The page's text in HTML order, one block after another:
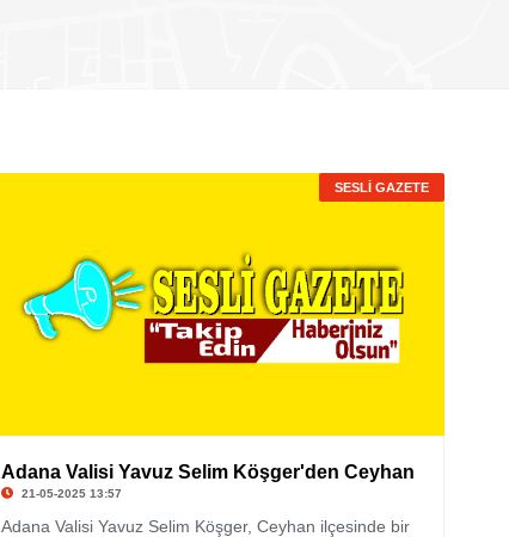
SESLİ GAZETE
Adana Valisi Yavuz Selim Köşger'den Ceyhan
21-05-2025 13:57
Adana Valisi Yavuz Selim Köşger, Ceyhan ilçesinde bir